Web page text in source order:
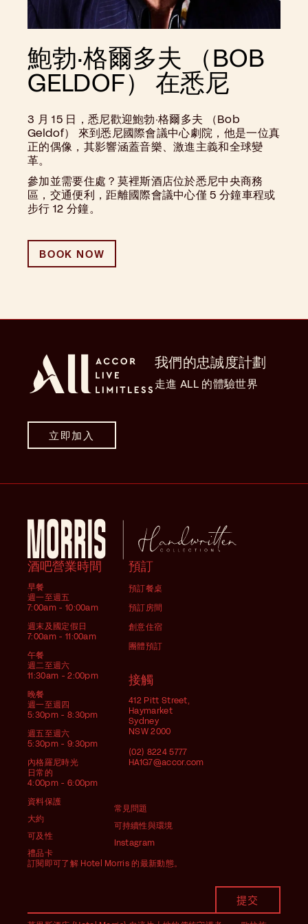
鮑勃·格爾多夫 （BOB
GELDOF） 在悉尼
3 月 15 日，悉尼歡迎鮑勃·格爾多夫 （Bob
Geldof） 來到悉尼國際會議中心劇院，他是一位真
正的偶像，其影響涵蓋音樂、激進主義和全球變
革。
參加並需要住處？莫裡斯酒店位於悉尼中央商務
區，交通便利，距離國際會議中心僅 5 分鐘車程或
步行 12 分鐘。
BOOK NOW
我們的忠誠度計劃
走進 ALL 的體驗世界
立即加入
酒吧營業時間
早餐
週一至週五
7:00am - 10:00am
週末及國定假日
7:00am - 11:00am
午餐
週二至週六
11:30am - 2:00pm
晚餐
週一至週四
5:30pm - 8:30pm
週五至週六
5:30pm - 9:30pm
內格羅尼時光
日常的
4:00pm - 6:00pm
預訂
預訂餐桌
預訂房間
創意住宿
團體預訂
接觸
412 Pitt Street,
Haymarket
Sydney
NSW 2000
(02) 8224 5777
HA1G7@accor.com
資料保護
大約
可及性
禮品卡
常見問題
可持續性與環境
Instagram
訂閱即可了解 Hotel Morris 的最新動態。